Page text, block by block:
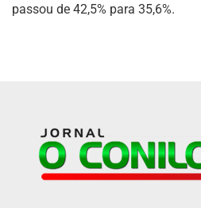
passou de 42,5% para 35,6%.